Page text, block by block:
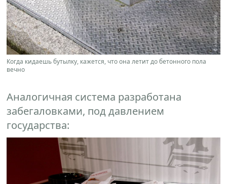
Когда кидаешь бутылку, кажется, что она летит до бетонного пола
вечно
Аналогичная система разработана
забегаловками, под давлением
государства: